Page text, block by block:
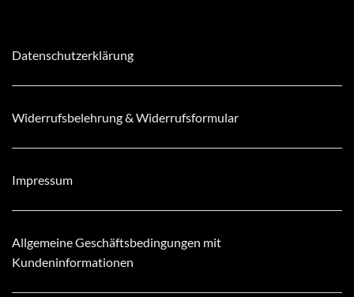
Datenschutzerklärung
Widerrufsbelehrung & Widerrufsformular
Impressum
Allgemeine Geschäftsbedingungen mit
Kundeninformationen